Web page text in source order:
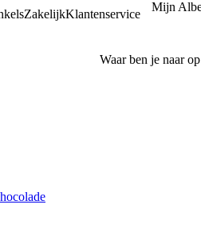
ZakelijkKlantenservice
Mijn